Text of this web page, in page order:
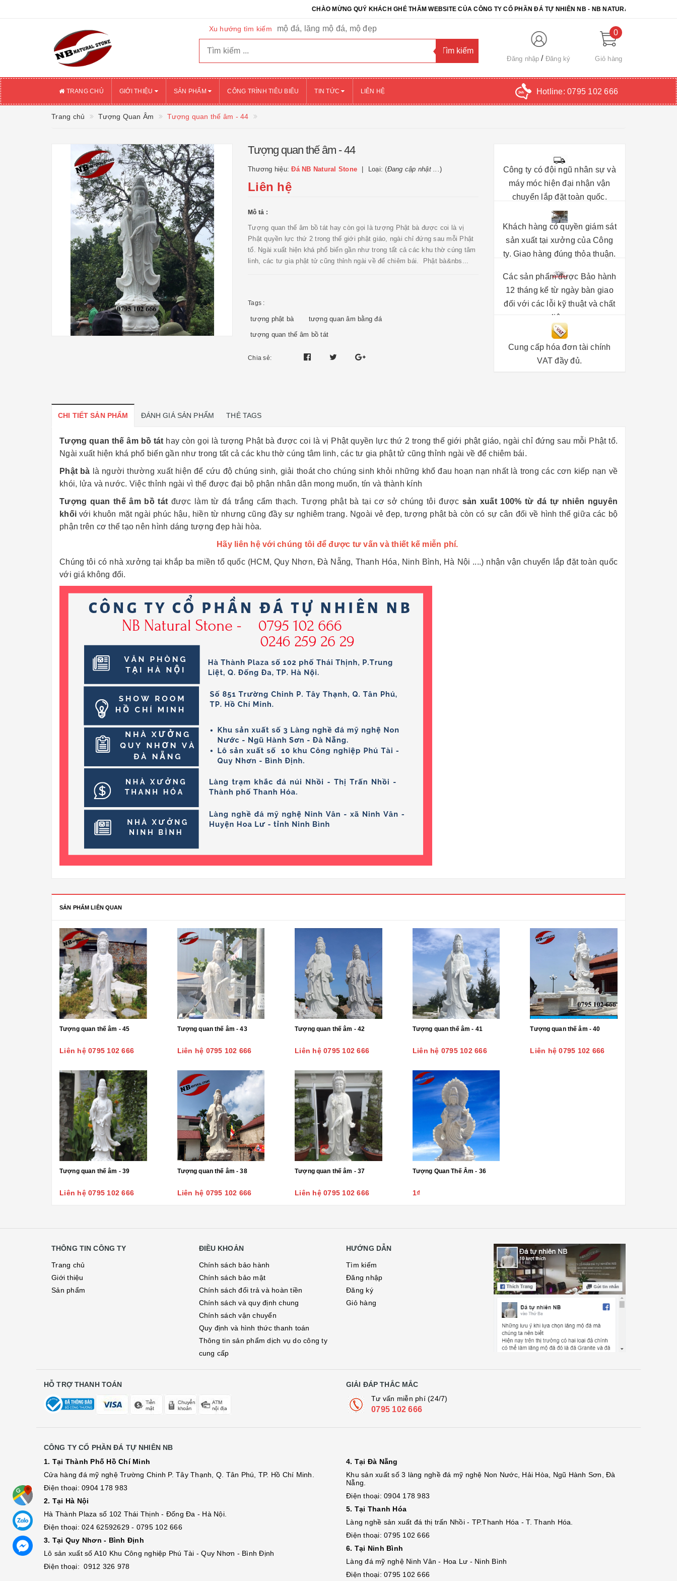
CHÀO MỪNG QUÝ KHÁCH GHÉ THĂM WEBSITE CỦA CÔNG TY CỔ PHẦN ĐÁ TỰ NHIÊN NB - NB NATURAL STONE. CHÚC QUÝ
Xu hướng tìm kiếm mộ đá, lăng mộ đá, mộ đẹp
Đăng nhập Đăng ký
0
Giỏ hàng
TRANG CHỦ GIỚI THIỆU SẢN PHẨM CÔNG TRÌNH TIÊU BIỂU TIN TỨC LIÊN HỆ Hotline: 0795 102 666
Trang chủ Tượng Quan Âm Tượng quan thế âm - 44
Tượng quan thế âm - 44
Thương hiệu:Đá NB Natural Stone Loại: (Đang cập nhật ...)
Liên hệ
Mô tả :
Tượng quan thế âm bồ tát hay còn gọi là tượng Phật bà được coi là vị
Phật quyền lực thứ 2 trong thế giới phật giáo, ngài chỉ đứng sau mỗi Phật
tổ. Ngài xuất hiện khá phổ biến gần như trong tất cả các khu thờ cúng tâm
linh, các tư gia phật tử cũng thỉnh ngài về để chiêm bái. Phật bà&nbs...
Tags :
tượng phật bà tượng quan âm bằng đá
tượng quan thế âm bồ tát
Chia sẻ:
Công ty có đội ngũ nhân sự và
máy móc hiện đại nhận vận
chuyển lắp đặt toàn quốc.
Khách hàng có quyền giám sát
sản xuất tại xưởng của Công
ty. Giao hàng đúng thỏa thuận.
Các sản phẩm được Bảo hành
12 tháng kể từ ngày bàn giao
đối với các lỗi kỹ thuật và chất
liệu.
Cung cấp hóa đơn tài chính
VAT đầy đủ.
CHI TIẾT SẢN PHẨM ĐÁNH GIÁ SẢN PHẨM THẺ TAGS
Tượng quan thế âm bồ tát hay còn gọi là tượng Phật bà được coi là vị Phật quyền lực thứ 2 trong thế giới phật giáo, ngài chỉ đứng sau mỗi Phật tổ.
Ngài xuất hiện khá phổ biến gần như trong tất cả các khu thờ cúng tâm linh, các tư gia phật tử cũng thỉnh ngài về để chiêm bái.
Phật bà là người thường xuất hiện để cứu độ chúng sinh, giải thoát cho chúng sinh khỏi những khổ đau hoạn nạn nhất là trong các cơn kiếp nạn về
khói, lửa và nước. Việc thỉnh ngài vì thế được đại bộ phận nhân dân mong muốn, tín và thành kính
Tượng quan thế âm bồ tát được làm từ đá trắng cẩm thạch. Tượng phật bà tại cơ sở chúng tôi được sản xuất 100% từ đá tự nhiên nguyên
khối với khuôn mặt ngài phúc hậu, hiền từ nhưng cũng đầy sự nghiêm trang. Ngoài vẻ đẹp, tượng phật bà còn có sự cân đối về hình thể giữa các bộ
phận trên cơ thể tạo nên hình dáng tượng đẹp hài hòa.
Hãy liên hệ với chúng tôi để được tư vấn và thiết kế miễn phí.
Chúng tôi có nhà xưởng tại khắp ba miền tổ quốc (HCM, Quy Nhơn, Đà Nẵng, Thanh Hóa, Ninh Bình, Hà Nội ....) nhận vận chuyển lắp đặt toàn quốc
với giá không đổi.
SẢN PHẨM LIÊN QUAN
Tượng quan thế âm - 45
Liên hệ 0795 102 666
Tượng quan thế âm - 43
Liên hệ 0795 102 666
Tượng quan thế âm - 42
Liên hệ 0795 102 666
Tượng quan thế âm - 41
Liên hệ 0795 102 666
Tượng quan thế âm - 40
Liên hệ 0795 102 666
Tượng quan thế âm - 39
Liên hệ 0795 102 666
Tượng quan thế âm - 38
Liên hệ 0795 102 666
Tượng quan thế âm - 37
Liên hệ 0795 102 666
Tượng Quan Thế Âm - 36
1₫
THÔNG TIN CÔNG TY
Trang chủ
Giới thiệu
Sản phẩm
ĐIỀU KHOẢN
Chính sách bảo hành
Chính sách bảo mật
Chính sách đổi trả và hoàn tiền
Chính sách và quy định chung
Chính sách vận chuyển
Quy định và hình thức thanh toán
Thông tin sản phẩm dịch vụ do công ty
cung cấp
HƯỚNG DẪN
Tìm kiếm
Đăng nhập
Đăng ký
Giỏ hàng
HỖ TRỢ THANH TOÁN
GIẢI ĐÁP THẮC MẮC
Tư vấn miễn phí (24/7)
0795 102 666
CÔNG TY CỔ PHẦN ĐÁ TỰ NHIÊN NB
1. Tại Thành Phố Hồ Chí Minh
Cửa hàng đá mỹ nghệ Trường Chinh P. Tây Thạnh, Q. Tân Phú, TP. Hồ Chí Minh.
Điện thoại: 0904 178 983
2. Tại Hà Nội
Hà Thành Plaza số 102 Thái Thịnh - Đống Đa - Hà Nội.
Điện thoại: 024 62592629 - 0795 102 666
3. Tại Quy Nhơn - Bình Định
Lô sản xuất số A10 Khu Công nghiệp Phú Tài - Quy Nhơn - Bình Định
Điện thoại: 0912 326 978
4. Tại Đà Nẵng
Khu sản xuất số 3 làng nghề đá mỹ nghệ Non Nước, Hải Hòa, Ngũ Hành Sơn, Đà
Nẵng.
Điện thoại: 0904 178 983
5. Tại Thanh Hóa
Làng nghề sản xuất đá thị trấn Nhồi - TP.Thanh Hóa - T. Thanh Hóa.
Điện thoại: 0795 102 666
6. Tại Ninh Bình
Làng đá mỹ nghệ Ninh Vân - Hoa Lư - Ninh Bình
Điện thoại: 0795 102 666